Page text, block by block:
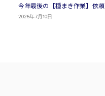
今年最後の【種まき作業】依頼
2026年7月10日